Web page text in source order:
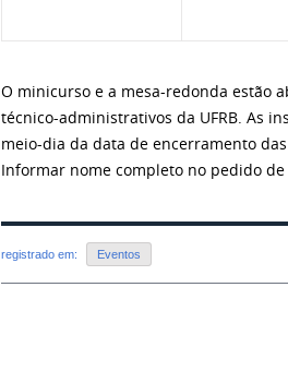
O minicurso e a mesa-redonda estão
técnico-administrativos da UFRB. As
meio-dia da data de encerramento
Informar nome completo no pedido de
registrado em: Eventos